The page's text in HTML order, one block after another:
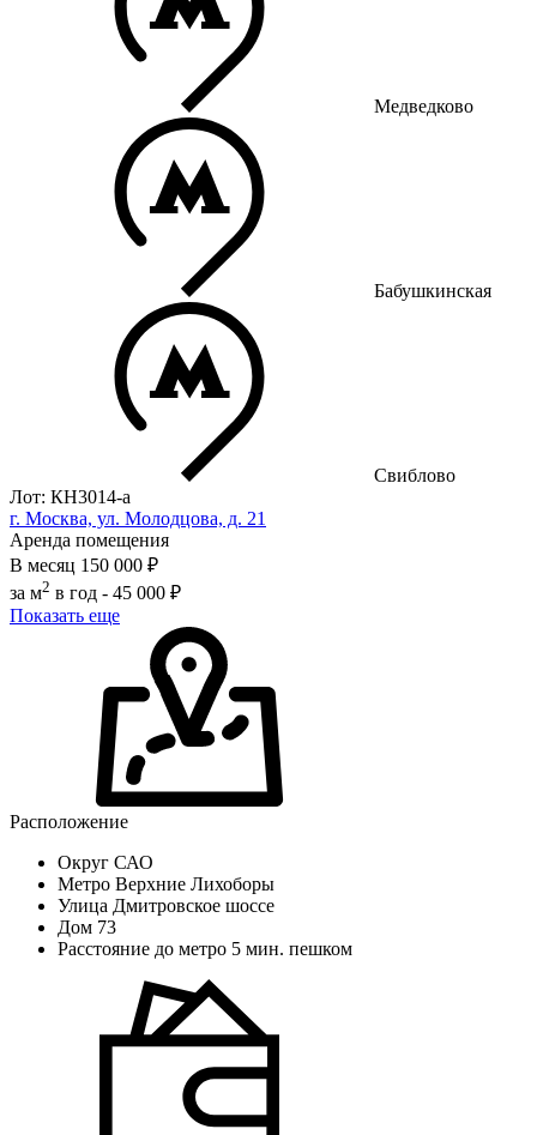
Медведково
Бабушкинская
Свиблово
Лот: КН3014-a
г. Москва, ул. Молодцова, д. 21
Аренда помещения
В месяц 150 000 ₽
за м2 в год - 45 000 ₽
Показать еще
Расположение
Округ САО
Метро Верхние Лихоборы
Улица Дмитровское шоссе
Дом 73
Расстояние до метро 5 мин. пешком